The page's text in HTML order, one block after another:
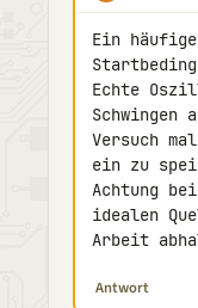
Ein
Echte
Versuch
ein zu
Achtung
idealen
Arbeit
Antwort